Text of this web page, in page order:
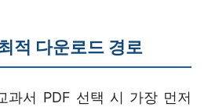
적 다운로드 경로
과서 PDF 선택 시 가장 먼저